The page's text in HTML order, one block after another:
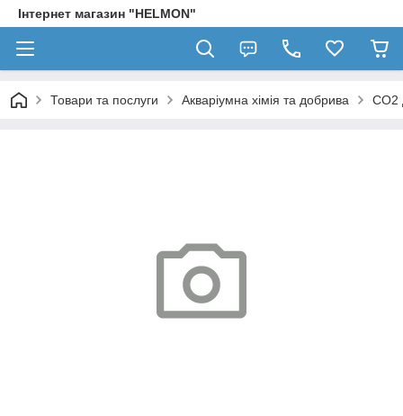
Інтернет магазин "HELMON"
Товари та послуги Акваріумна хімія та добрива CO2